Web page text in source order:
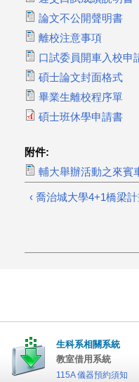
論文不公開聲明書
離校注意事項
口試委員開車入校申
碩士論文封面格式
畢業生離校程序單
碩士班休學申請書
附件:
輔大舉辦活動之來賓
‹ 喬治城大學4+1橋梁
生科系相關系統
教室借用系統
115A 儀器預約須知